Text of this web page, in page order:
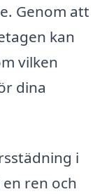
Genom att
kan
vilken
dina
i
ren och